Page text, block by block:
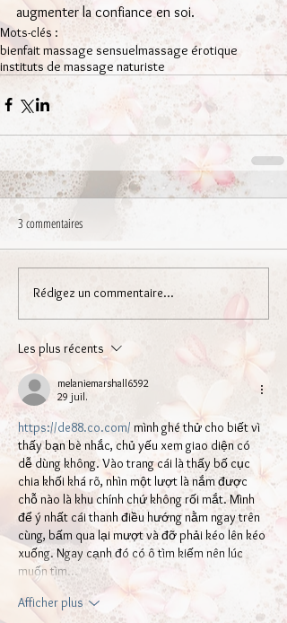
augmenter la confiance en soi.
Mots-clés :
bienfait massage sensuelmassage érotique
instituts de massage naturiste
3 commentaires
Rédigez un commentaire...
Les plus récents
melaniemarshall6592
29 juil.
https://de88.co.com/ mình ghé thử cho biết vì
thấy bạn bè nhắc, chủ yếu xem giao diện có
dễ dùng không. Vào trang cái là thấy bố cục
chia khối khá rõ, nhìn một lượt là nắm được
chỗ nào là khu chính chứ không rối mắt. Mình
để ý nhất cái thanh điều hướng nằm ngay trên
cùng, bấm qua lại mượt và đỡ phải kéo lên kéo
xuống. Ngay cạnh đó có ô tìm kiếm nên lúc
muốn tìm…
Afficher plus